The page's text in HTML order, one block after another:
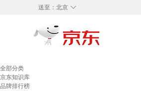
◇
送至： 北京
全部分类
京东知识库
品牌排行榜